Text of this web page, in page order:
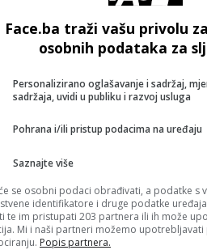
SDS-a
ga podržala
Moskva
Face TV
Face.ba traži vašu privolu
osobnih podataka za
Personalizirano oglašavanje i sadržaj,
sadržaja, uvidi u publiku i razvoj usluga
Pohrana i/ili pristup podacima na uređaju
Saznajte više
se osobni podaci obrađivati, a podatke s
identifikatore i druge podatke
te im pristupati 203 partnera ili ih može
Mi i naši partneri možemo
Popis partnera.